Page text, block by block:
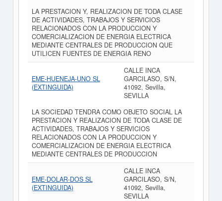
LA PRESTACION Y, REALIZACION DE TODA CLASE
DE ACTIVIDADES, TRABAJOS Y SERVICIOS
RELACIONADOS CON LA PRODUCCION Y
COMERCIALIZACION DE ENERGIA ELECTRICA
MEDIANTE CENTRALES DE PRODUCCION QUE
UTILICEN FUENTES DE ENERGIA RENO
EME-HUENEJA-UNO SL
(EXTINGUIDA)
CALLE INCA
GARCILASO, S/N,
41092, Sevilla,
SEVILLA
LA SOCIEDAD TENDRA COMO OBJETO SOCIAL LA
PRESTACION Y REALIZACION DE TODA CLASE DE
ACTIVIDADES, TRABAJOS Y SERVICIOS
RELACIONADOS CON LA PRODUCCION Y
COMERCIALIZACION DE ENERGIA ELECTRICA
MEDIANTE CENTRALES DE PRODUCCION
EME-DOLAR-DOS SL
(EXTINGUIDA)
CALLE INCA
GARCILASO, S/N,
41092, Sevilla,
SEVILLA